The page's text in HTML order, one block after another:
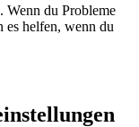
du Probleme
es helfen, wenn du